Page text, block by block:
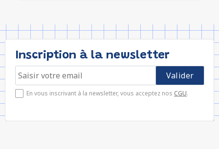
Inscription à la newsletter
En vous inscrivant à la newsletter, vous acceptez nos CGU.